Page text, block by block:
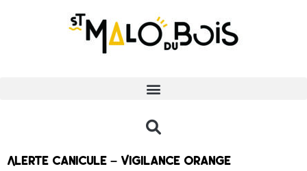
Alerte canicule – Vigilance orange